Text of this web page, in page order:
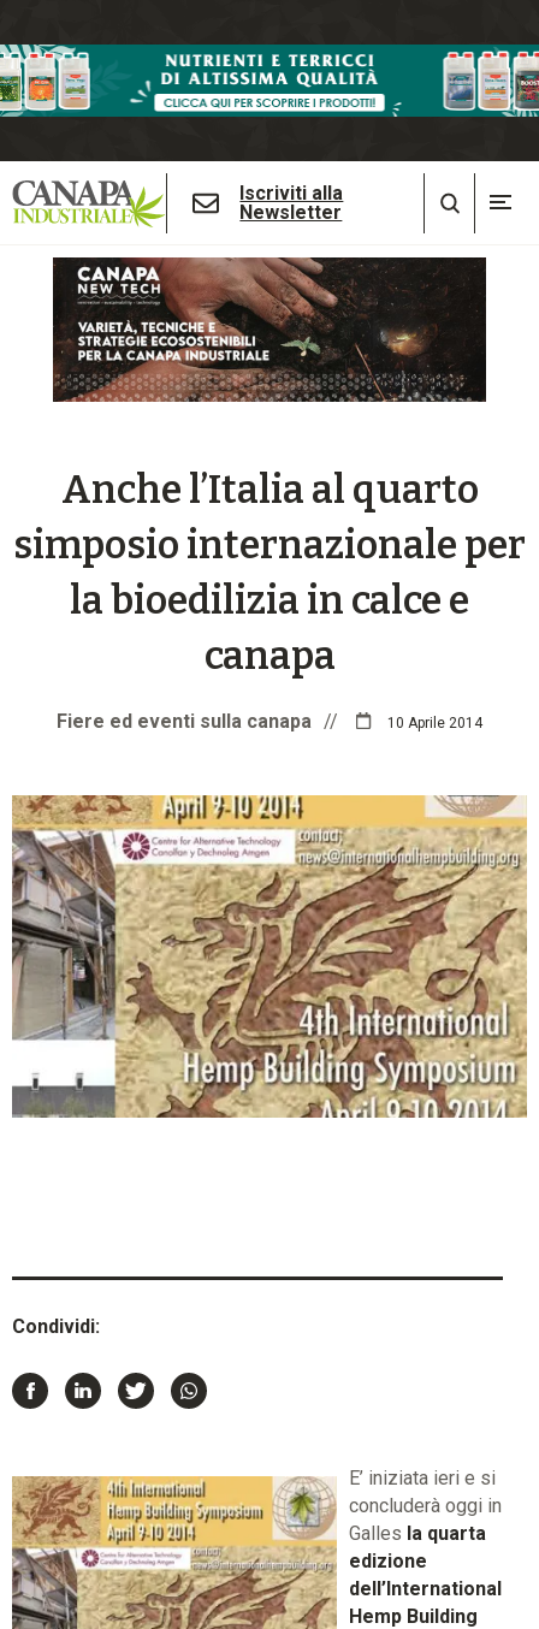
Iscriviti alla
Newsletter
Anche l’Italia al quarto
simposio internazionale per
la bioedilizia in calce e
canapa
Fiere ed eventi sulla canapa // 10 Aprile 2014
Condividi:
E’ iniziata ieri e si
concluderà oggi in
Galles la quarta
edizione
dell’International
Hemp Building